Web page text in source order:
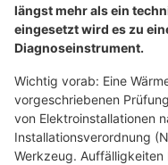
längst mehr als ein
eingesetzt wird es zu
Diagnoseinstrument.
Wichtig vorab: Eine
vorgeschriebenen
von Elektroinstallationen
Installationsverordnung
Werkzeug.